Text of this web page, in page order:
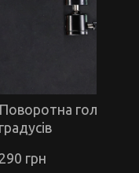
Поворотна голова
градусів
290 грн